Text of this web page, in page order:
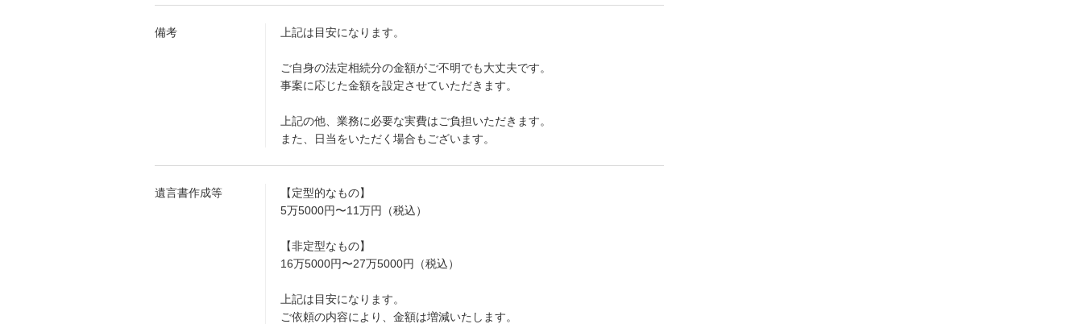
備考 上記は目安になります。
ご自身の法定相続分の金額がご不明でも大丈夫です。
事案に応じた金額を設定させていただきます。
上記の他、業務に必要な実費はご負担いただきます。
また、日当をいただく場合もございます。
遺言書作成等
【定型的なもの】
5万5000円〜11万円（税込）
【非定型なもの】
16万5000円〜27万5000円（税込）
上記は目安になります。
ご依頼の内容により、金額は増減いたします。